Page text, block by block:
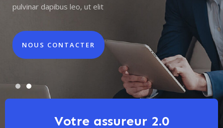
Actualités
Contact
pulvinar dapibus leo, ut elit
NOUS CONTACTER
Votre assureur 2.0